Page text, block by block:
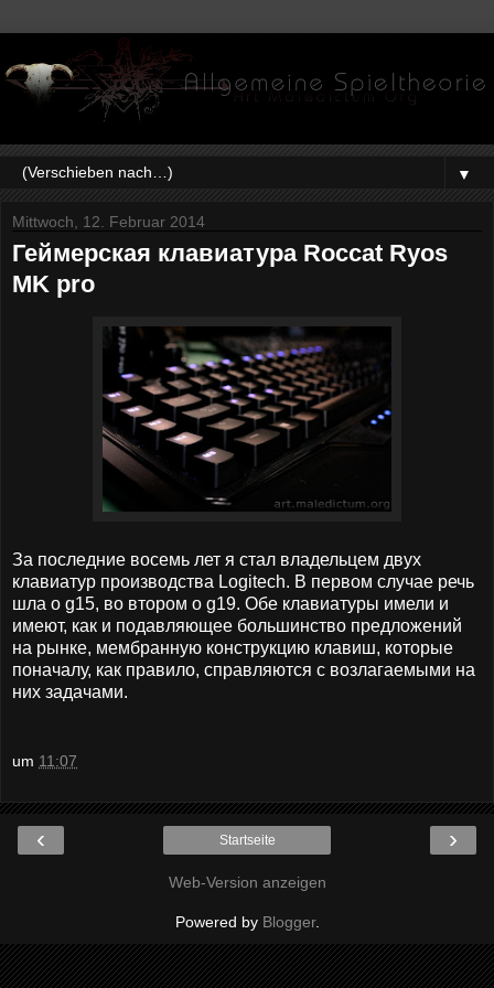
▼
Mittwoch, 12. Februar 2014
Геймерская клавиатура Roccat Ryos
MK pro
За последние восемь лет я стал владельцем двух
клавиатур производства Logitech. В первом случае речь
шла о g15, во втором о g19. Обе клавиатуры имели и
имеют, как и подавляющее большинство предложений
на рынке, мембранную конструкцию клавиш, которые
поначалу, как правило, справляются с возлагаемыми на
них задачами.
um 11:07
‹ ›
Startseite
Web-Version anzeigen
Powered by Blogger.